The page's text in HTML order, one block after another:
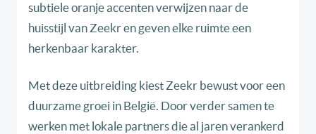
subtiele oranje accenten verwijzen naar de
huisstijl van Zeekr en geven elke ruimte een
herkenbaar karakter.
Met deze uitbreiding kiest Zeekr bewust voor een
duurzame groei in België. Door verder samen te
werken met lokale partners die al jaren verankerd